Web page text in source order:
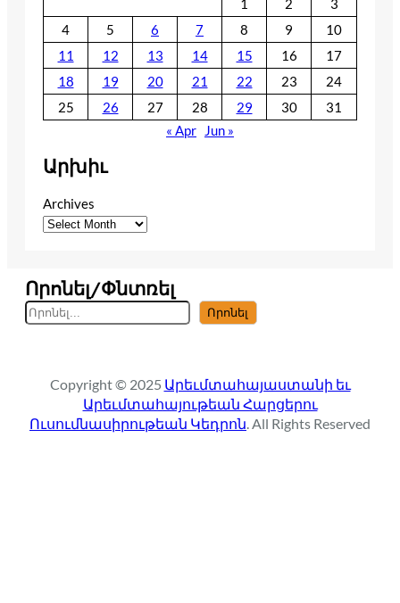
1
2
3
4
5 6 7 8 9
10
11
12 13 14 15 16
17
18
19 20 21 22 23
24
25
26 27 28 29 30
31
« Apr
Jun »
Արխիւ
Archives
Որոնել/Փնտռել
S
e
c
h
Որոնել
Copyright © 2025 Արեւմտահայաստանի եւ
Արեւմտահայութեան Հարցերու
Ուսումնասիրութեան Կեդրոն. All Rights Reserved